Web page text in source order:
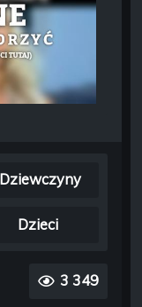
Dziewczyny
Dzieci
3 349